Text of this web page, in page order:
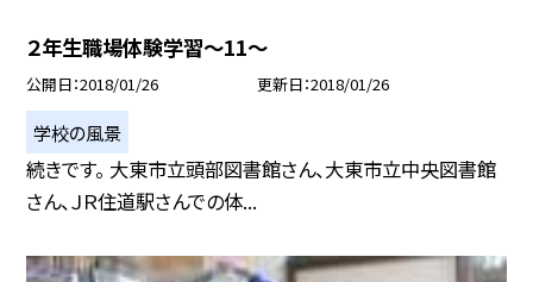
２年生職場体験学習〜11〜
公開日 2018/01/26 更新日 2018/01/26
学校の風景
続きです。 大東市立頭部図書館さん、大東市立中央図書館
さん、ＪＲ住道駅さんでの体...